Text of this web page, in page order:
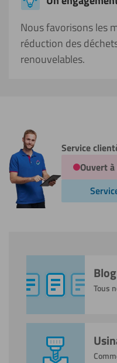
Nous favorisons les
réduction des
renouvelables.
Service
Ouvert
Blog
Tous